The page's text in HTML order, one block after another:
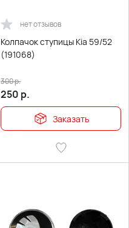
нет отзывов
Колпачок ступицы Kia 59/52
(191068)
250 р.
300р.
Заказать